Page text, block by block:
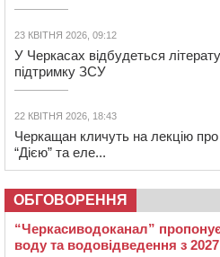
23 КВІТНЯ 2026, 09:12
У Черкасах відбудеться
підтримку ЗСУ
22 КВІТНЯ 2026, 18:43
Черкащан кличуть на лекцію про
“Дією” та еле...
ОБГОВОРЕННЯ
“Черкасиводоканал”
воду та водовідведення з